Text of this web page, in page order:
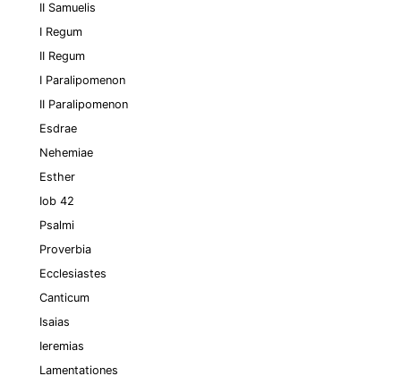
II Samuelis
I Regum
II Regum
I Paralipomenon
II Paralipomenon
Esdrae
Nehemiae
Esther
Iob 42
Psalmi
Proverbia
Ecclesiastes
Canticum
Isaias
Ieremias
Lamentationes